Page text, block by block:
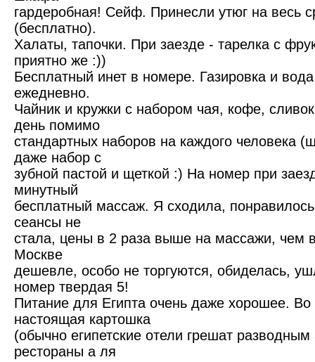
гардеробная! Сейф. Принесли утюг на весь
(бесплатно).
Халаты, тапочки. При заезде - тарелка с
приятно же :))
Бесплатный инет в номере. Газировка и
ежедневно.
Чайник и кружки с набором чая, кофе,
день помимо
стандартных наборов на каждого человека
даже набор с
зубной пастой и щеткой :) На номер при
минутный
бесплатный массаж. Я сходила,
сеансы не
стала, цены в 2 раза выше на массажи, чем
Москве
дешевле, особо не торгуются, обиделась,
номер твердая 5!
Питание для Египта очень даже хорошее. Во
настоящая картошка
(обычно египетские отели грешат
рестораны а ля